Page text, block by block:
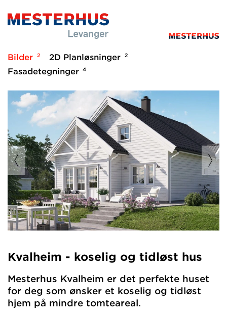
Bilder 2 2D Planløsninger 2
Fasadetegninger 4
Kvalheim - koselig og tidløst hus
Mesterhus Kvalheim er det perfekte huset
for deg som ønsker et koselig og tidløst
hjem på mindre tomteareal.